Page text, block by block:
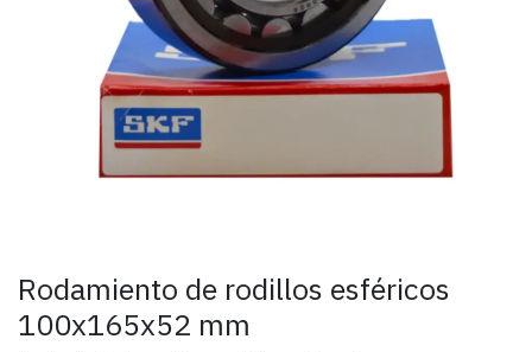
Rodamiento de rodillos esféricos
100x165x52 mm